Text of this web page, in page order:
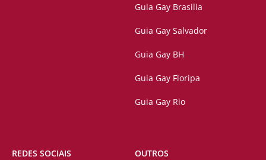
Guia Gay Brasilia
Guia Gay Salvador
Guia Gay BH
Guia Gay Floripa
Guia Gay Rio
REDES SOCIAIS OUTROS